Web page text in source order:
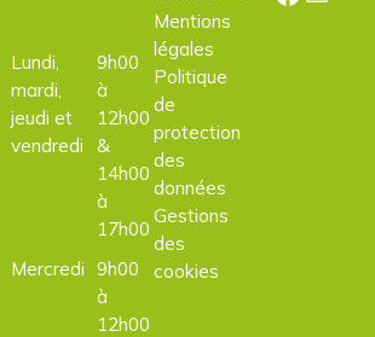
Lundi,
mardi,
jeudi et
vendredi
9h00
à
12h00
&
14h00
à
17h00
Mercredi 9h00
à
12h00
Mentions
légales
Politique
de
protection
des
données
Gestions
des
cookies